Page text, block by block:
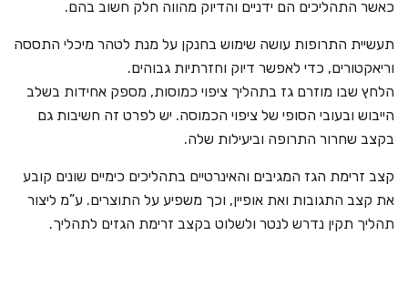
כאשר התהליכים הם ידניים והדיוק מהווה חלק חשוב בהם.
תעשיית התרופות עושה שימוש בחנקן על מנת לטהר מיכלי התססה
וריאקטורים, כדי לאפשר דיוק וחזרתיות גבוהים.
הלחץ שבו מוזרם גז בתהליך ציפוי כמוסות, מספק אחידות בשלב
הייבוש ובעובי הסופי של ציפוי הכמוסה. יש לפרט זה חשיבות גם
בקצב שחרור התרופה וביעילות שלה.
קצב זרימת הגז המגיבים והאינרטיים בתהליכים כימיים שונים קובע
את קצב התגובות ואת אופיין, וכך משפיע על התוצרים. ע”מ ליצור
תהליך תקין נדרש לנטר ולשלוט בקצב זרימת הגזים לתהליך.